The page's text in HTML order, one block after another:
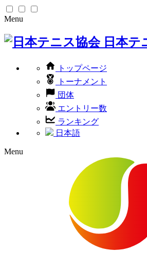
Menu
日本テ
トップページ
トーナメント
団体
エントリー数
ランキング
日本語
Menu